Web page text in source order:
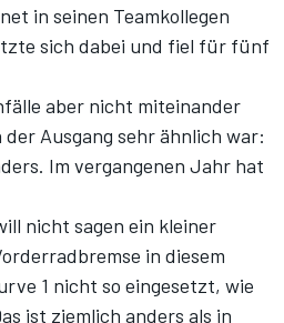
in seinen Teamkollegen
sich dabei und fiel für fünf
aber nicht miteinander
Ausgang sehr ähnlich war:
Im vergangenen Jahr hat
nicht sagen ein kleiner
in diesem
1 nicht so eingesetzt, wie
ist ziemlich anders als in